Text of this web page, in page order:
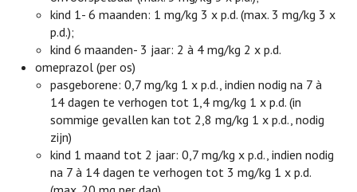
kind 1- 6 maanden: 1 mg/kg 3 x p.d. (max. 3 mg/kg 3 x
p.d.);
kind 6 maanden- 3 jaar: 2 à 4 mg/kg 2 x p.d.
omeprazol (per os)
pasgeborene: 0,7 mg/kg 1 x p.d., indien nodig na 7 à
14 dagen te verhogen tot 1,4 mg/kg 1 x p.d. (in
sommige gevallen kan tot 2,8 mg/kg 1 x p.d., nodig
zijn)
kind 1 maand tot 2 jaar: 0,7 mg/kg x p.d., indien nodig
na 7 à 14 dagen te verhogen tot 3 mg/kg 1 x p.d.